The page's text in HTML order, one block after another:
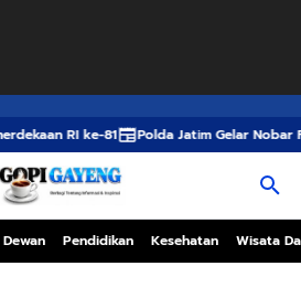
81 Polda Jatim Gelar Nobar Final Piala
Dewan Pendidikan Kesehatan Wisata